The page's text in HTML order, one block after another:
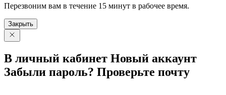
Перезвоним вам в течение 15 минут в рабочее время.
Закрыть
В личный кабинет Новый аккаунт
Забыли пароль? Проверьте почту